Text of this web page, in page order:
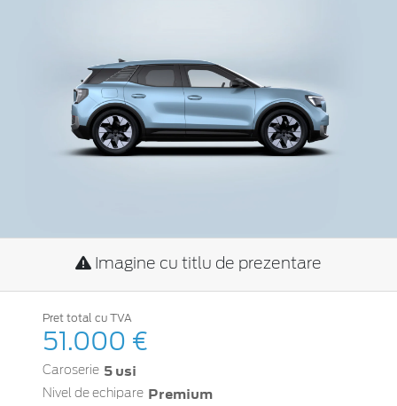
Imagine cu titlu de prezentare
Pret total cu TVA
51.000 €
Caroserie 5 usi
Nivel de echipare Premium